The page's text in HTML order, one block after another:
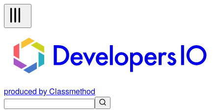
produced by Classmethod